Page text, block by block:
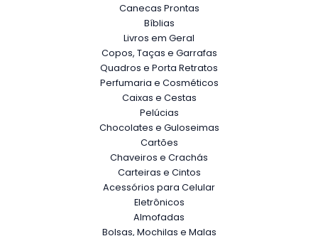
Canecas Prontas
Bíblias
Livros em Geral
Copos, Taças e Garrafas
Quadros e Porta Retratos
Perfumaria e Cosméticos
Caixas e Cestas
Pelúcias
Chocolates e Guloseimas
Cartões
Chaveiros e Crachás
Carteiras e Cintos
Acessórios para Celular
Eletrônicos
Almofadas
Bolsas, Mochilas e Malas